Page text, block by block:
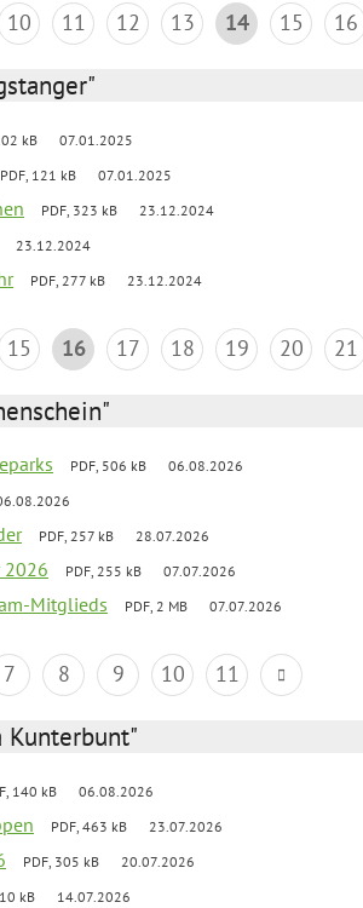
10 11 12 13 14 15 16
kB 07.01.2025
PDF, 121 kB 07.01.2025
PDF, 323 kB 23.12.2024
23.12.2024
PDF, 277 kB 23.12.2024
15 16 17 18 19 20 21
PDF, 506 kB 06.08.2026
PDF, 257 kB 28.07.2026
2026 PDF, 255 kB 07.07.2026
Mitglieds PDF, 2 MB 07.07.2026
7 8 9 10 11
140 kB 06.08.2026
PDF, 463 kB 23.07.2026
PDF, 305 kB 20.07.2026
kB 14.07.2026